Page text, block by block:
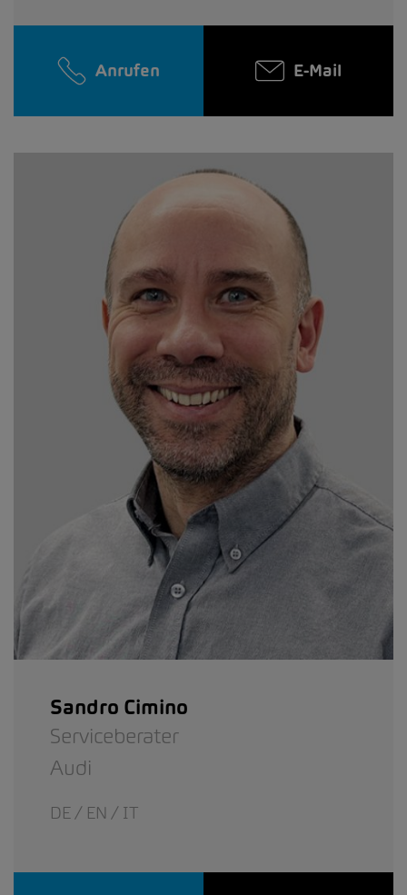
Anrufen E-Mail
Sandro Cimino
Serviceberater
Audi
DE / EN / IT